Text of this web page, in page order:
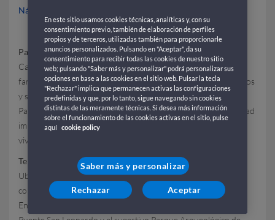
Nápoles – Termini Imerese
Palermo
Capital de Sicilia,Palermoes riquísima en historia y cultura,
famosa por sus animados mercados, sus monumentos históricos
y sus espléndidas iglesias. Del Teatro Massimo a la Capilla
Palatina, de los Quattro Canti al Mercado de Ballarò: una ciudad
impregnada de encanto y tradiciones seculares, lista para ser
vivida y descubierta.
Termini Imerese
Ubicada en la costa septentrional de Sicilia,Termini Imerese
conocida por sus termas y su rico patrimonio arqueológico.
Entre sus principales atracciones, el Museo Cívico, el antiguo
En este sitio usamos cookies técnicas, analíticas y, con su
consentimiento previo, también de elaboración de perfiles
propios y de terceros, utilizadas también para proporcionarle
anuncios personalizados. Pulsando en "Aceptar", da su
consentimiento para recibir todas las cookies de nuestro sitio
web; pulsando "Saber más y personalizar" podrá personalizar sus
opciones en base a las cookies en el sitio web. Pulsar la tecla
"Rechazar" implica que permanecen activas las configuraciones
predefinidas y que, por lo tanto, sigue navegando sin cookies
distintas de las meramente técnicas. Si desea más información
sobre el funcionamiento de las cookies activas en el sitio, pulse
aquí cookie policy
Saber más y personalizar
Rechazar Aceptar